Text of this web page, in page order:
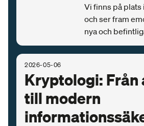
Vi finns på
och ser fram
nya och
2026-05-06
Kryptologi: Från
till modern